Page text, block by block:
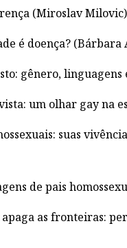
(Miroslav Milovic)
é doença? (Bárbara
gênero,
um olhar gay na
suas
de pais
apaga as fronteiras: